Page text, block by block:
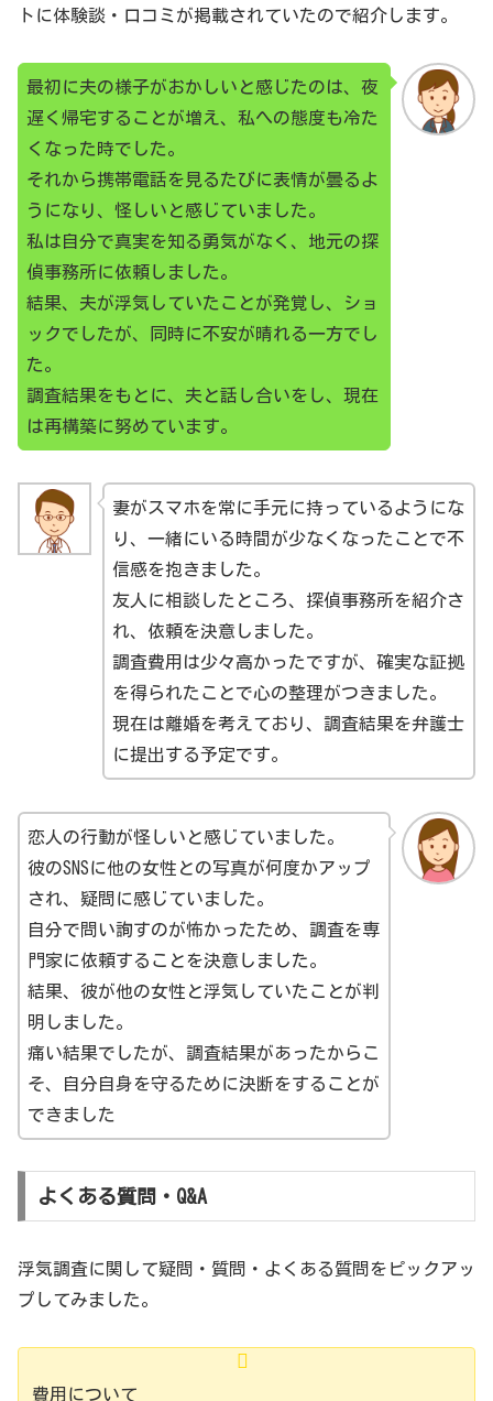
トに体験談・口コミが掲載されていたので紹介します。
最初に夫の様子がおかしいと感じたのは、夜
遅く帰宅することが増え、私への態度も冷た
くなった時でした。
それから携帯電話を見るたびに表情が曇るよ
うになり、怪しいと感じていました。
私は自分で真実を知る勇気がなく、地元の探
偵事務所に依頼しました。
結果、夫が浮気していたことが発覚し、ショ
ックでしたが、同時に不安が晴れる一方でし
た。
調査結果をもとに、夫と話し合いをし、現在
は再構築に努めています。
妻がスマホを常に手元に持っているようにな
り、一緒にいる時間が少なくなったことで不
信感を抱きました。
友人に相談したところ、探偵事務所を紹介さ
れ、依頼を決意しました。
調査費用は少々高かったですが、確実な証拠
を得られたことで心の整理がつきました。
現在は離婚を考えており、調査結果を弁護士
に提出する予定です。
恋人の行動が怪しいと感じていました。
彼のSNSに他の女性との写真が何度かアップ
され、疑問に感じていました。
自分で問い詢すのが怖かったため、調査を専
門家に依頼することを決意しました。
結果、彼が他の女性と浮気していたことが判
明しました。
痛い結果でしたが、調査結果があったからこ
そ、自分自身を守るために決断をすることが
できました
よくある質問・Q&A
浮気調査に関して疑問・質問・よくある質問をピックアッ
プしてみました。
費用について